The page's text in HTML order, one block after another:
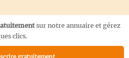
sur notre annuaire et gérez
clics.